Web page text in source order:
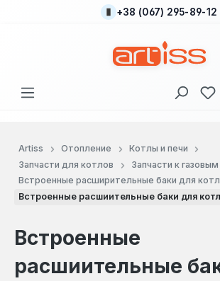
Перейти к основному содержанию
+38 (067) 295-89-12
Artiss Отопление
Котлы и печи
Запчасти для котлов
Запчасти к
Встроенные расширительные баки для
Встроенные расшиительные баки для
Встроенные
расшиительные